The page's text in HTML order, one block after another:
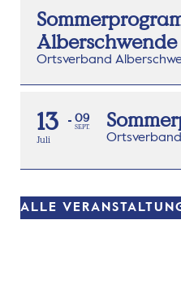
Alberschwende
Ortsverband
13
Juli
09
SEPT.
ALLE